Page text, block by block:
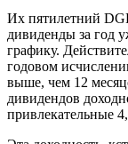
Их пятилетний
дивиденды за год
графику.
годовом
выше, чем 12
дивидендов
привлекательные